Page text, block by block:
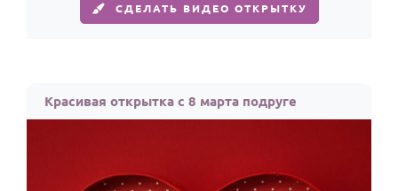
СДЕЛАТЬ ВИДЕО ОТКРЫТКУ
Красивая открытка с 8 марта подруге